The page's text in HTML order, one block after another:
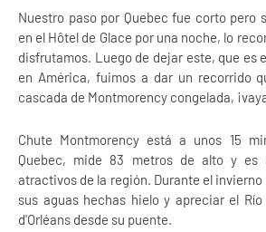
Nuestro paso por Quebec fue corto pero
en el Hôtel de Glace por una noche, lo
disfrutamos. Luego de dejar este, que es
en América, fuimos a dar un recorrido
cascada de Montmorency congelada,
Chute Montmorency está a unos 15
Quebec, mide 83 metros de alto y es
atractivos de la región. Durante el
sus aguas hechas hielo y apreciar el
d'Orléans desde su puente.